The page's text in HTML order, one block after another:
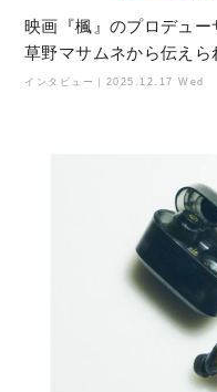
映画『楓』のプロデュー
草野マサムネから伝え
インタビュー｜ 2025.12.17 Wed